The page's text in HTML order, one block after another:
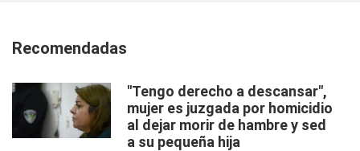
Recomendadas
"Tengo derecho a descansar",
mujer es juzgada por homicidio
al dejar morir de hambre y sed
a su pequeña hija